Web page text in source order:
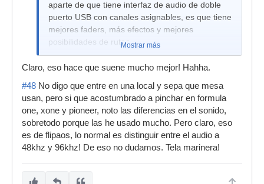
aparte de que tiene interfaz de audio de doble
puerto USB con canales asignables, es que tiene
mejores faders, más efectos y mejores
posibilidades de ruteo,Mostrar más
Claro, eso hace que suene mucho mejor! Hahha.
#48 No digo que entre en una local y sepa que mesa
usan, pero si que acostumbrado a pinchar en formula
one, xone y pioneer, noto las diferencias en el sonido,
sobretodo porque las he usado mucho. Pero claro, eso
es de flipaos, lo normal es distinguir entre el audio a
48khz y 96khz! De eso no dudamos. Tela marinera!